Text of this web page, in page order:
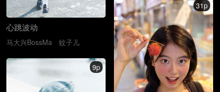
心跳波动
马大兴BossMa 蚊子儿
31p
9p